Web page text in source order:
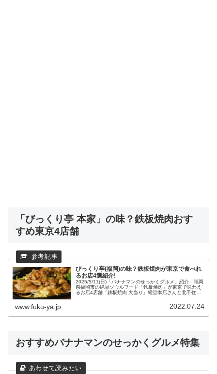
「びっくり亭 本家」の味？鉄板焼肉おす
すめ東京4店舗
びっくり亭(福岡)の味？鉄板焼肉が東京で食べれ
るお店4選紹介!
2025/5/11(日)「バナナマンのせっかくグルメ」紹介、福岡
県福岡市の絶品ソウルフード「鉄板焼肉」が東京で味わえ
るお店4店舗「鉄板焼肉 大当り」経堂本店さんと北千住店
なか」さんのおすすめメニューと場所や営業時間などの店
www.fuku-ya.jp 2022.07.24
おすすめバナナマンのせっかくグルメ特集